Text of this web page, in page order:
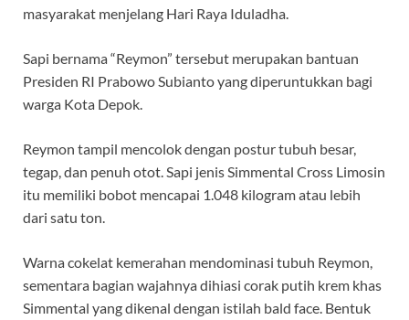
masyarakat menjelang Hari Raya Iduladha.
Sapi bernama “Reymon” tersebut merupakan bantuan
Presiden RI Prabowo Subianto yang diperuntukkan bagi
warga Kota Depok.
Reymon tampil mencolok dengan postur tubuh besar,
tegap, dan penuh otot. Sapi jenis Simmental Cross Limosin
itu memiliki bobot mencapai 1.048 kilogram atau lebih
dari satu ton.
Warna cokelat kemerahan mendominasi tubuh Reymon,
sementara bagian wajahnya dihiasi corak putih krem khas
Simmental yang dikenal dengan istilah bald face. Bentuk